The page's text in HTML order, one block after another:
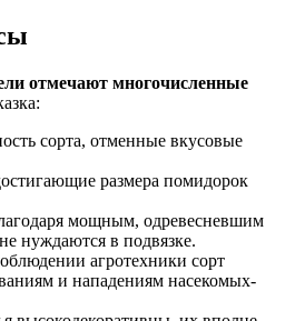
отмечают многочисленные
сорта, отменные вкусовые
размера помидорок
мощным, одревесневшим
нуждаются в подвязке.
агротехники сорт
и нападениям насекомых-